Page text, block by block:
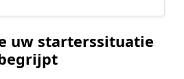
uw starterssituatie